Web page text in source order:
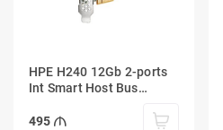
HPE H240 12Gb 2-ports
Int Smart Host Bus
495